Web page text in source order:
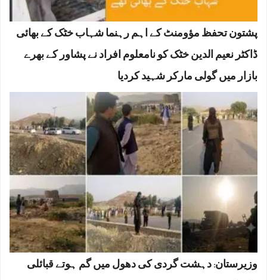
پشتون تحفظ مؤومنٹ کے اہم رہنما شہاب خٹک کے بھائی
ڈاکٹر نعیم الدین خٹک کو نامعلوم افراد نے پشاور کے بھرے
بازار میں گولی مارکر شہید کردیا
وزیرستان: دہشت گردی کی دھول میں گم ہوتے قبائلی